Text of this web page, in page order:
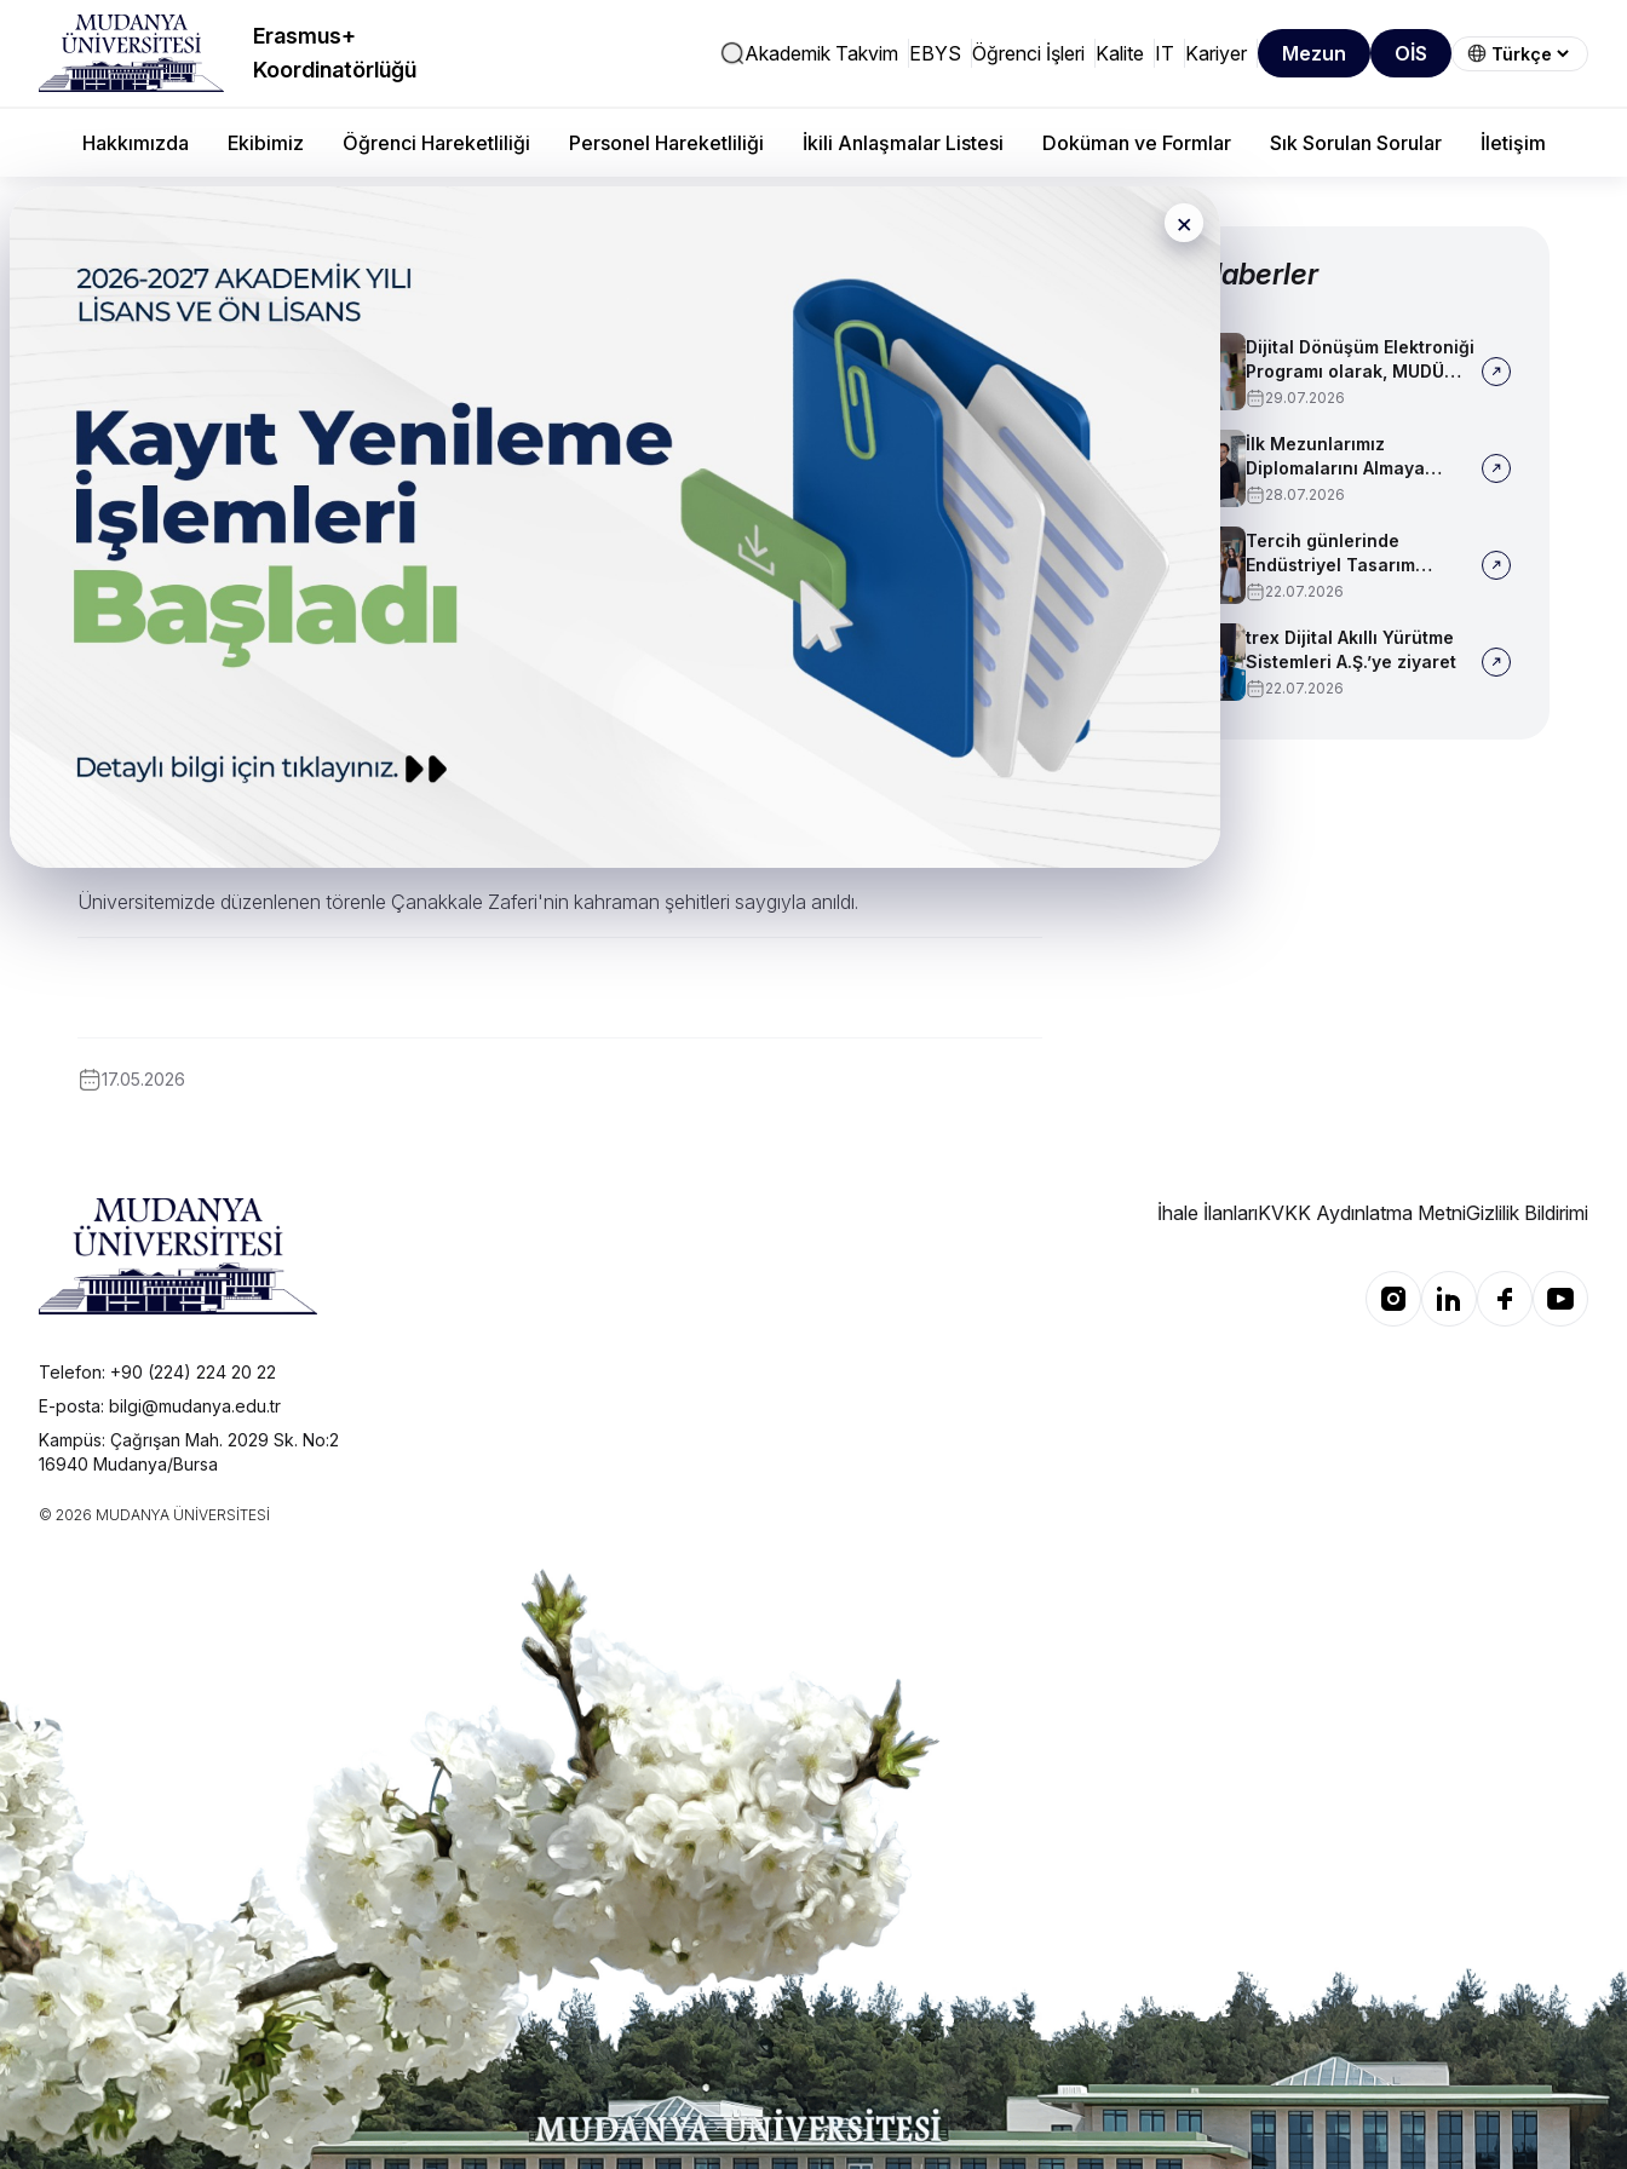
Erasmus+
Koordinatörlüğü
Akademik Takvim EBYS Öğrenci İşleri Kalite IT Kariyer Mezun OİS
Hakkımızda Ekibimiz Öğrenci Hareketliliği Personel Hareketliliği İkili Anlaşmalar Listesi Doküman ve Formlar Sık Sorulan Sorular İletişim
×
Çanakkale Şehitleri’ni Andık
Üniversitemizde düzenlenen törenle Çanakkale Zaferi'nin kahraman şehitleri saygıyla anıldı.
17.05.2026
Diğer Haberler
Dijital Dönüşüm Elektroniği
Programı olarak, MUDÜ
Tercih Tanıtım Günleri'nde
29.07.2026
İlk Mezunlarımız
Diplomalarını Almaya
Başladı
28.07.2026
Tercih günlerinde
Endüstriyel Tasarım
bölümümüzü tanıtmaya
22.07.2026
trex Dijital Akıllı Yürütme
Sistemleri A.Ş.’ye ziyaret
22.07.2026
Telefon: +90 (224) 224 20 22
E-posta: bilgi@mudanya.edu.tr
Kampüs: Çağrışan Mah. 2029 Sk. No:2
16940 Mudanya/Bursa
© 2026 MUDANYA ÜNIVERSITESI
İhale İlanlarıKVKK Aydınlatma MetniGizlilik Bildirimi